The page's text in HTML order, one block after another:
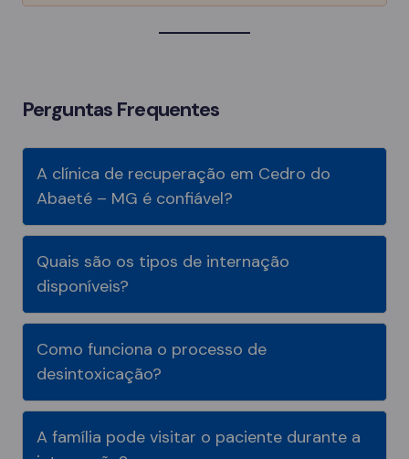
Perguntas Frequentes
A clínica de recuperação em Cedro do
Abaeté – MG é confiável?
Quais são os tipos de internação
disponíveis?
Como funciona o processo de
desintoxicação?
A família pode visitar o paciente durante a